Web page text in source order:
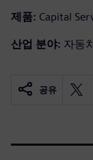
제품: Capital
산업 분야: 자동
공유